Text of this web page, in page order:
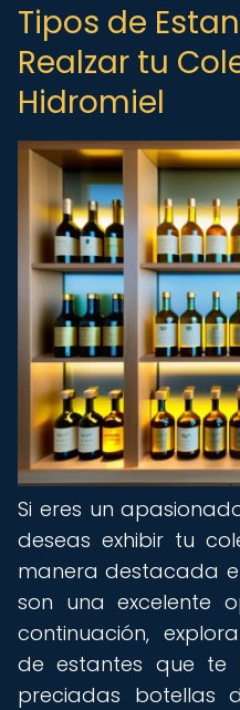
Tipos de
Realzar tu
Hidromiel
Si eres un
deseas exhibir tu
manera destacada
son una excelente
continuación,
de estantes que te
preciadas botellas